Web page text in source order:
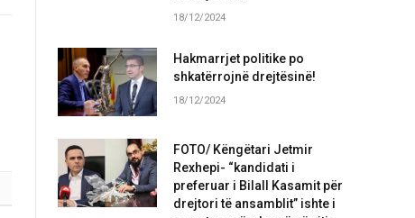
18/12/2024
Hakmarrjet politike po
shkatërrojnë drejtësinë!
18/12/2024
FOTO/ Këngëtari Jetmir
Rexhepi- “kandidati i
preferuar i Bilall Kasamit për
drejtori të ansamblit” ishte i